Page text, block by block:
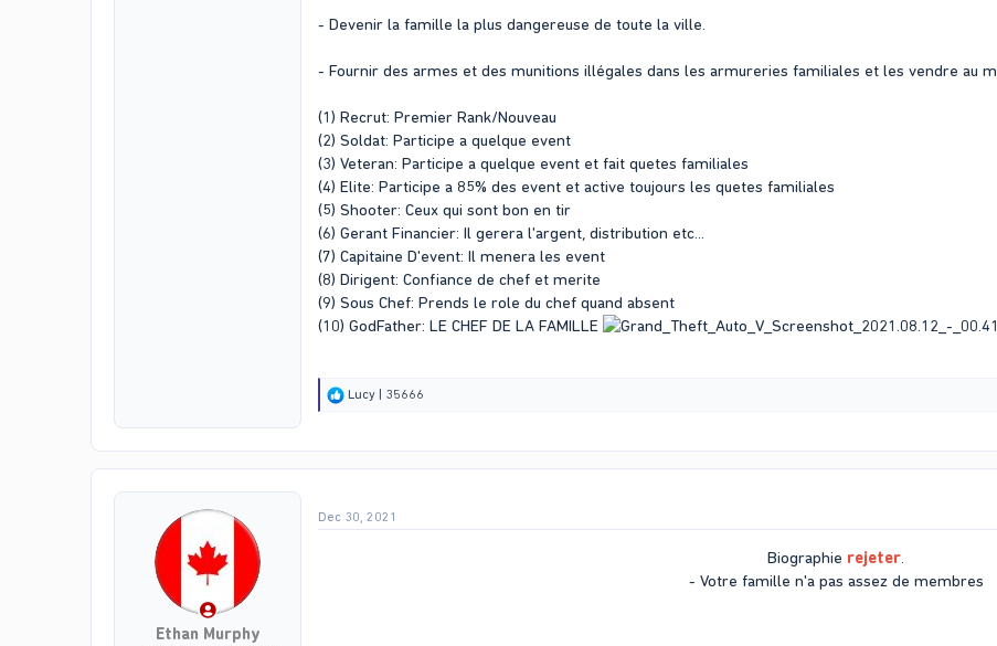
- Devenir la famille la plus dangereuse de toute la ville.
- Fournir des armes et des munitions illégales dans les armureries familiales et les vendre au
(1) Recrut: Premier Rank/Nouveau
(2) Soldat: Participe a quelque event
(3) Veteran: Participe a quelque event et fait quetes familiales
(4) Elite: Participe a 85% des event et active toujours les quetes familiales
(5) Shooter: Ceux qui sont bon en tir
(6) Gerant Financier: Il gerera l'argent, distribution etc...
(7) Capitaine D'event: Il menera les event
(8) Dirigent: Confiance de chef et merite
(9) Sous Chef: Prends le role du chef quand absent
(10) GodFather: LE CHEF DE LA FAMILLE
R
n
s
Lucy | 35666
Ethan Murphy
Dec 30, 2021
Biographie rejeter.
- Votre famille n'a pas assez de membres​